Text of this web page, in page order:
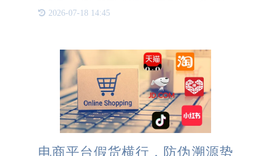
现：农产品窜货管理、仓库管理、代理商管理、数据
2026-07-18 14:45
电商平台假货横行，防伪溯源势